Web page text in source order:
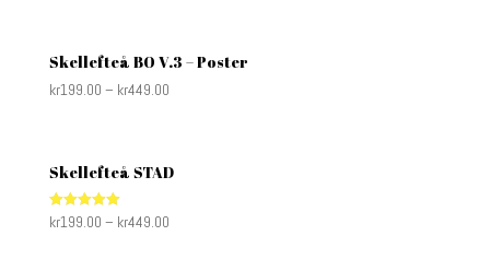
Skellefteå BO V.3 – Poster
kr199.00 – kr449.00
Skellefteå STAD
Rated
5.00
kr199.00 – kr449.00